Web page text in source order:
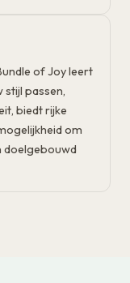
of Joy leert
stijl passen,
biedt rijke
om
doelgebouwd